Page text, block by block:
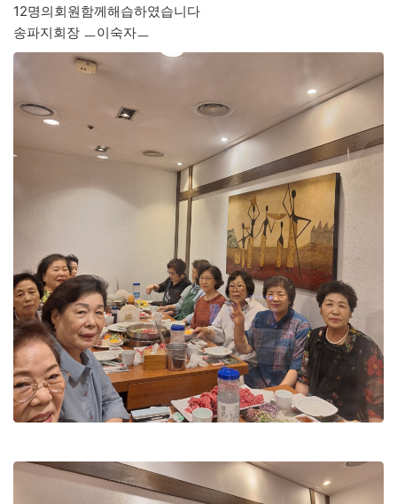
12명의회원함께해습하였습니다
송파지회장 ㅡ이숙자ㅡ